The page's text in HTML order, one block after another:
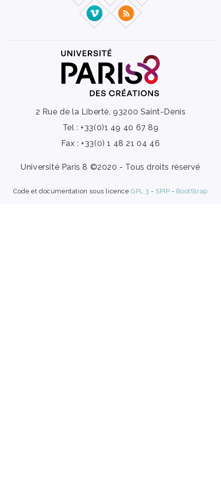
2 Rue de la Liberté, 93200 Saint-Denis
Tel : +33(0)1 49 40 67 89
Fax : +33(0) 1 48 21 04 46
Université Paris 8 ©2020 - Tous droits réservé
Code et documentation sous licenceGPL 3 - SPIP - BootStrap